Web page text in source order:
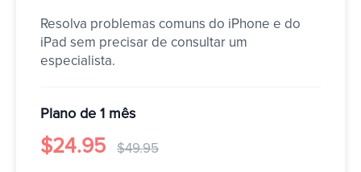
Resolva problemas comuns do iPhone e do
iPad sem precisar de consultar um
especialista.
Plano de 1 mês
$24.95 $49.95